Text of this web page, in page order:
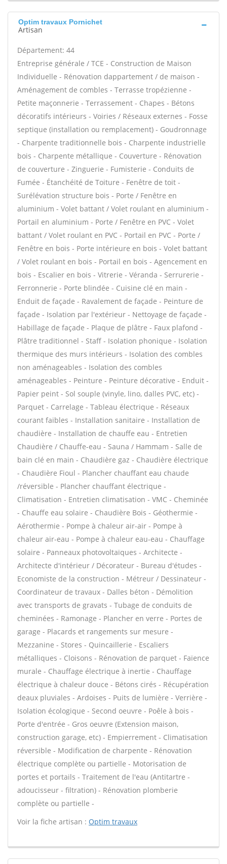
Optim travaux Pornichet
Artisan
Département: 44
Entreprise générale / TCE - Construction de Maison
Individuelle - Rénovation dappartement / de maison -
Aménagement de combles - Terrasse tropézienne -
Petite maçonnerie - Terrassement - Chapes - Bétons
décoratifs intérieurs - Voiries / Réseaux externes - Fosse
septique (installation ou remplacement) - Goudronnage
- Charpente traditionnelle bois - Charpente industrielle
bois - Charpente métallique - Couverture - Rénovation
de couverture - Zinguerie - Fumisterie - Conduits de
Fumée - Étanchéité de Toiture - Fenêtre de toit -
Surélévation structure bois - Porte / Fenêtre en
aluminium - Volet battant / Volet roulant en aluminium -
Portail en aluminium - Porte / Fenêtre en PVC - Volet
battant / Volet roulant en PVC - Portail en PVC - Porte /
Fenêtre en bois - Porte intérieure en bois - Volet battant
/ Volet roulant en bois - Portail en bois - Agencement en
bois - Escalier en bois - Vitrerie - Véranda - Serrurerie -
Ferronnerie - Porte blindée - Cuisine clé en main -
Enduit de façade - Ravalement de façade - Peinture de
façade - Isolation par l'extérieur - Nettoyage de façade -
Habillage de façade - Plaque de plâtre - Faux plafond -
Plâtre traditionnel - Staff - Isolation phonique - Isolation
thermique des murs intérieurs - Isolation des combles
non aménageables - Isolation des combles
aménageables - Peinture - Peinture décorative - Enduit -
Papier peint - Sol souple (vinyle, lino, dalles PVC, etc) -
Parquet - Carrelage - Tableau électrique - Réseaux
courant faibles - Installation sanitaire - Installation de
chaudière - Installation de chauffe eau - Entretien
Chaudière / Chauffe-eau - Sauna / Hammam - Salle de
bain clé en main - Chaudière gaz - Chaudière électrique
- Chaudière Fioul - Plancher chauffant eau chaude
/réversible - Plancher chauffant électrique -
Climatisation - Entretien climatisation - VMC - Cheminée
- Chauffe eau solaire - Chaudière Bois - Géothermie -
Aérothermie - Pompe à chaleur air-air - Pompe à
chaleur air-eau - Pompe à chaleur eau-eau - Chauffage
solaire - Panneaux photovoltaïques - Architecte -
Architecte d'intérieur / Décorateur - Bureau d'études -
Economiste de la construction - Métreur / Dessinateur -
Coordinateur de travaux - Dalles béton - Démolition
avec transports de gravats - Tubage de conduits de
cheminées - Ramonage - Plancher en verre - Portes de
garage - Placards et rangements sur mesure -
Mezzanine - Stores - Quincaillerie - Escaliers
métalliques - Cloisons - Rénovation de parquet - Faïence
murale - Chauffage électrique à inertie - Chauffage
électrique à chaleur douce - Bétons cirés - Récupération
deaux pluviales - Ardoises - Puits de lumière - Verrière -
Isolation écologique - Second oeuvre - Poêle à bois -
Porte d'entrée - Gros oeuvre (Extension maison,
construction garage, etc) - Empierrement - Climatisation
réversible - Modification de charpente - Rénovation
électrique complète ou partielle - Motorisation de
portes et portails - Traitement de l'eau (Antitartre -
adoucisseur - filtration) - Rénovation plomberie
complète ou partielle -
Voir la fiche artisan : Optim travaux